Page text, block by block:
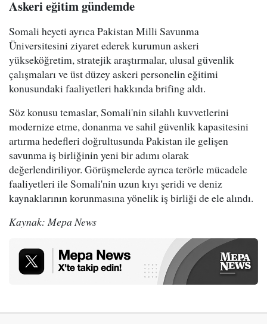
Askeri eğitim gündemde
Somali heyeti ayrıca Pakistan Milli Savunma
Üniversitesini ziyaret ederek kurumun askeri
yükseköğretim, stratejik araştırmalar, ulusal güvenlik
çalışmaları ve üst düzey askeri personelin eğitimi
konusundaki faaliyetleri hakkında brifing aldı.
Söz konusu temaslar, Somali'nin silahlı kuvvetlerini
modernize etme, donanma ve sahil güvenlik kapasitesini
artırma hedefleri doğrultusunda Pakistan ile gelişen
savunma iş birliğinin yeni bir adımı olarak
değerlendiriliyor. Görüşmelerde ayrıca terörle mücadele
faaliyetleri ile Somali'nin uzun kıyı şeridi ve deniz
kaynaklarının korunmasına yönelik iş birliği de ele alındı.
Kaynak: Mepa News